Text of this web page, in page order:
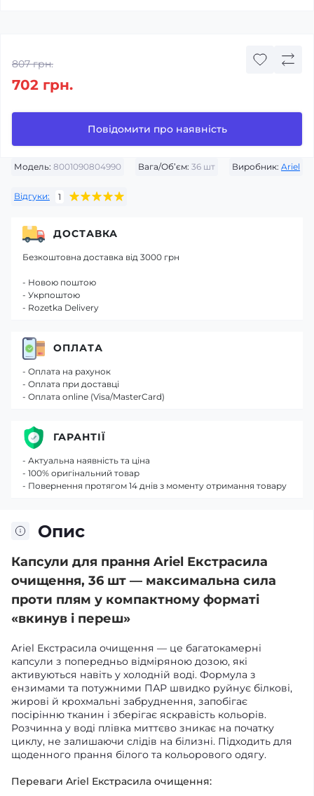
Модель: 8001090804990 Вага/Об’єм: 36 шт Виробник: Ariel
Відгуки: 1
807 грн.
702 грн.
Повідомити про наявність
Опис
Капсули для прання Ariel Екстрасила
очищення, 36 шт — максимальна сила
проти плям у компактному форматі
«вкинув і переш»
Ariel Екстрасила очищення — це багатокамерні
капсули з попередньо відміряною дозою, які
активуються навіть у холодній воді. Формула з
ензимами та потужними ПАР швидко руйнує білкові,
жирові й крохмальні забруднення, запобігає
посірінню тканин і зберігає яскравість кольорів.
Розчинна у воді плівка миттєво зникає на початку
циклу, не залишаючи слідів на білизні. Підходить для
щоденного прання білого та кольорового одягу.
Переваги Ariel Екстрасила очищення:
ДОСТАВКА
Безкоштовна доставка від 3000 грн
- Новою поштою
- Укрпоштою
- Rozetka Delivery
ОПЛАТА
- Оплата на рахунок
- Оплата при доставці
- Оплата online (Visa/MasterCard)
ГАРАНТІЇ
- Актуальна наявність та ціна
- 100% оригінальний товар
- Повернення протягом 14 днів з моменту отримання товару